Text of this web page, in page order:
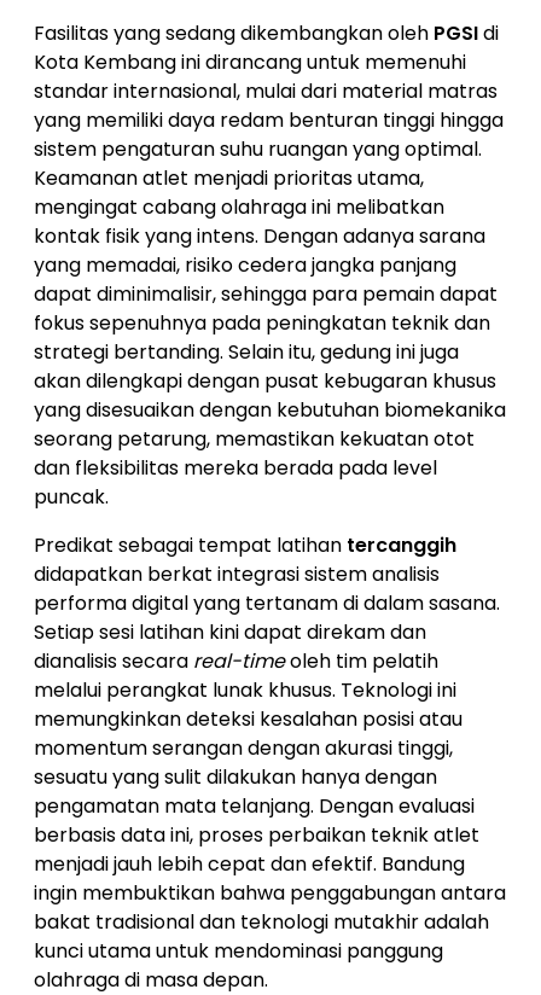
Fasilitas yang sedang dikembangkan oleh PGSIdi
Kota Kembang ini dirancang untuk memenuhi
standar internasional, mulai dari material matras
yang memiliki daya redam benturan tinggi hingga
sistem pengaturan suhu ruangan yang optimal.
Keamanan atlet menjadi prioritas utama,
mengingat cabang olahraga ini melibatkan
kontak fisik yang intens. Dengan adanya sarana
yang memadai, risiko cedera jangka panjang
dapat diminimalisir, sehingga para pemain dapat
fokus sepenuhnya pada peningkatan teknik dan
strategi bertanding. Selain itu, gedung ini juga
akan dilengkapi dengan pusat kebugaran khusus
yang disesuaikan dengan kebutuhan biomekanika
seorang petarung, memastikan kekuatan otot
dan fleksibilitas mereka berada pada level
puncak.
Predikat sebagai tempat latihan tercanggih
didapatkan berkat integrasi sistem analisis
performa digital yang tertanam di dalam sasana.
Setiap sesi latihan kini dapat direkam dan
dianalisis secara real-timeoleh tim pelatih
melalui perangkat lunak khusus. Teknologi ini
memungkinkan deteksi kesalahan posisi atau
momentum serangan dengan akurasi tinggi,
sesuatu yang sulit dilakukan hanya dengan
pengamatan mata telanjang. Dengan evaluasi
berbasis data ini, proses perbaikan teknik atlet
menjadi jauh lebih cepat dan efektif. Bandung
ingin membuktikan bahwa penggabungan antara
bakat tradisional dan teknologi mutakhir adalah
kunci utama untuk mendominasi panggung
olahraga di masa depan.